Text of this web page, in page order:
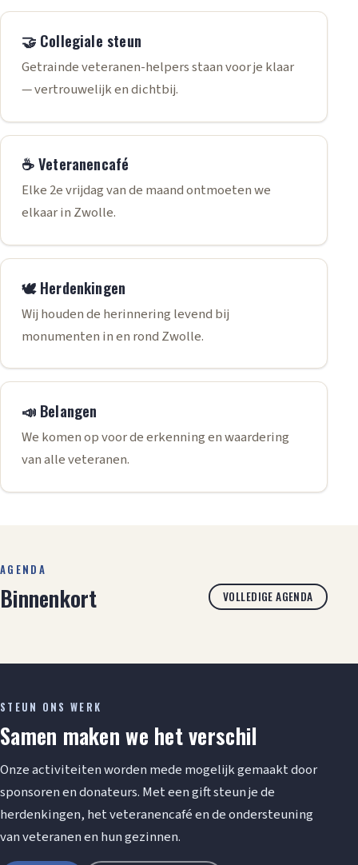
🤝 Collegiale steun
Getrainde veteranen-helpers staan voor je klaar
— vertrouwelijk en dichtbij.
☕ Veteranencafé
Elke 2e vrijdag van de maand ontmoeten we
elkaar in Zwolle.
🕊️ Herdenkingen
Wij houden de herinnering levend bij
monumenten in en rond Zwolle.
📣 Belangen
We komen op voor de erkenning en waardering
van alle veteranen.
AGENDA
Binnenkort VOLLEDIGE AGENDA
STEUN ONS WERK
Samen maken we het verschil
Onze activiteiten worden mede mogelijk gemaakt door
sponsoren en donateurs. Met een gift steun je de
herdenkingen, het veteranencafé en de ondersteuning
van veteranen en hun gezinnen.